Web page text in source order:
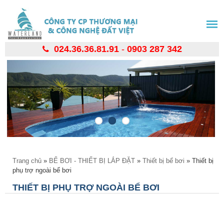
nội
dung
024.36.36.81.91- 0903 287 342
Bạn đang ở đây
Trang chủ » BỂ BƠI - THIẾT BỊ LẮP ĐẶT » Thiết bị bể bơi » Thiết bị
phụ trợ ngoài bể bơi
THIẾT BỊ PHỤ TRỢ NGOÀI BỂ BƠI